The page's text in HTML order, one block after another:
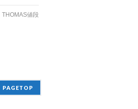
THOMAS値段
PAGETOP